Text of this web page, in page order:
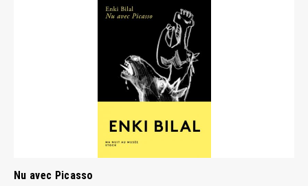
Nu avec Picasso